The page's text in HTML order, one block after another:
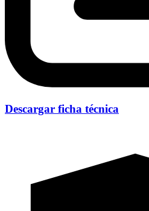
Descargar ficha técnica